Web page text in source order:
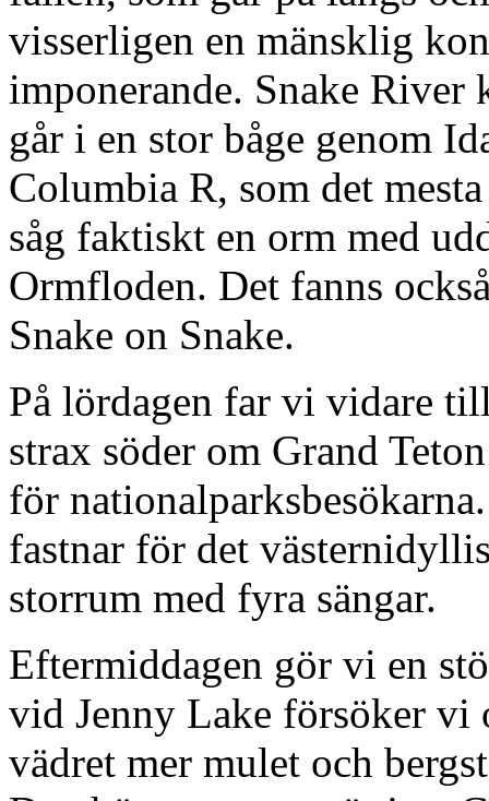
visserligen en mänsklig
imponerande. Snake River
går i en stor båge genom
Columbia R, som det
såg faktiskt en orm med
Ormfloden. Det fanns
Snake on Snake.
På lördagen far vi vidare
strax söder om Grand
för
fastnar för det
storrum med fyra sängar.
Eftermiddagen gör vi en
vid Jenny Lake försöker vi
vädret mer mulet och